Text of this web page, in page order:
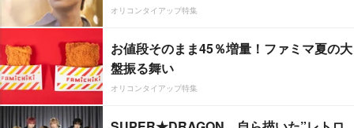
オリコンタイアップ特集
お値段そのまま45％増量！ファミマ夏の大
盤振る舞い
オリコンタイアップ特集